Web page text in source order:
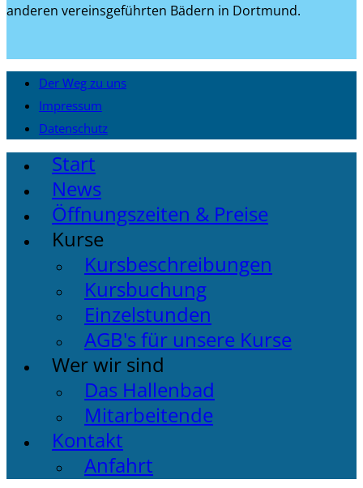
anderen vereinsgeführten Bädern in Dortmund.
Der Weg zu uns
Impressum
Datenschutz
Start
News
Öffnungszeiten & Preise
Kurse
Kursbeschreibungen
Kursbuchung
Einzelstunden
AGB's für unsere Kurse
Wer wir sind
Das Hallenbad
Mitarbeitende
Kontakt
Anfahrt